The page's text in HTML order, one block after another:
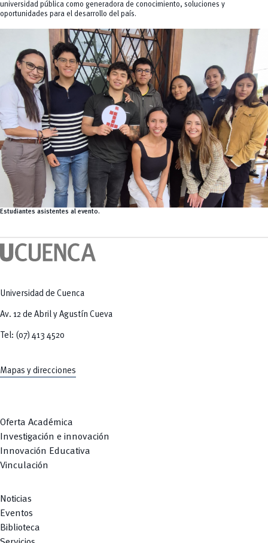
universidad pública como generadora de conocimiento, soluciones y
oportunidades para el desarrollo del país.
Estudiantes asistentes al evento.
Universidad de Cuenca
Av. 12 de Abril y Agustín Cueva
Tel: (07) 413 4520
Mapas y direcciones
Oferta Académica
Investigación e innovación
Innovación Educativa
Vinculación
Noticias
Eventos
Biblioteca